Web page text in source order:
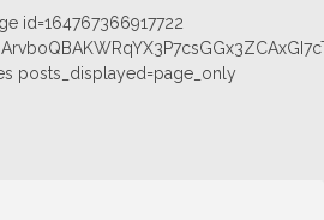
id=164767366917722
posts_displayed=page_only